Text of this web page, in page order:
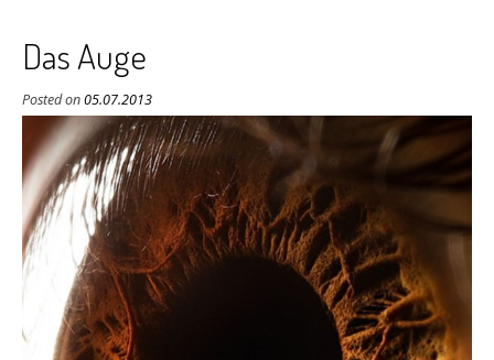
Das Auge
Posted on05.07.2013